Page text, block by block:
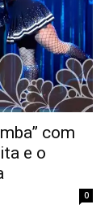
com
e o
0